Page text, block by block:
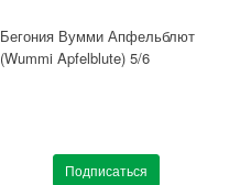
Бегония Вумми Апфельблют
(Wummi Apfelblute) 5/6
Подписаться